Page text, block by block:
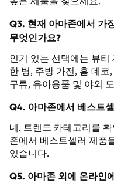
Q3. 현재 아마존에서 가
무엇인가요?
인기 있는 선택에는 뷰티
한 병, 주방 가전, 홈 데
구류, 유아용품 및 야외
Q4. 아마존에서 베스트
네. 트렌드 카테고리를
존에서 베스트셀러 제품
있습니다.
Q5. 아마존 외에 온라인